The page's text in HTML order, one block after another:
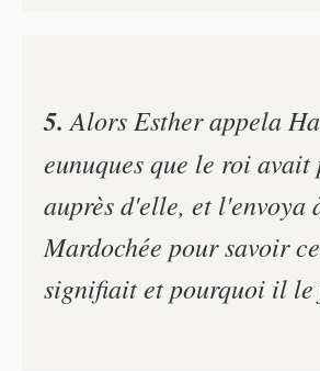
5. Alors Esther appela
eunuques que le roi avait
auprès d'elle, et l'envoya
Mardochée pour savoir
signifiait et pourquoi il le